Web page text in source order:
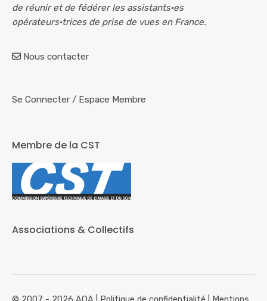
de réunir et de fédérer les assistants·es
opérateurs·trices de prise de vues en France.
Nous contacter
Se Connecter / Espace Membre
Membre de la CST
Associations & Collectifs